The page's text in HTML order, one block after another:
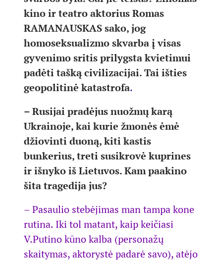
kino ir teatro aktorius Romas
RAMANAUSKAS sako, jog
homoseksualizmo skvarba į visas
gyvenimo sritis prilygsta kvietimui
padėti tašką civilizacijai. Tai išties
geopolitinė katastrofa.
– Rusijai pradėjus nuožmų karą
Ukrainoje, kai kurie žmonės ėmė
džiovinti duoną, kiti kastis
bunkerius, treti susikrovė kuprines
ir išnyko iš Lietuvos. Kam paakino
šita tragedija jus?
– Pasaulio stebėjimas man tampa kone
rutina. Iki tol matant, kaip keičiasi
V.Putino kūno kalba (personažų
skaitymas, aktorystė padarė savo), atėjo